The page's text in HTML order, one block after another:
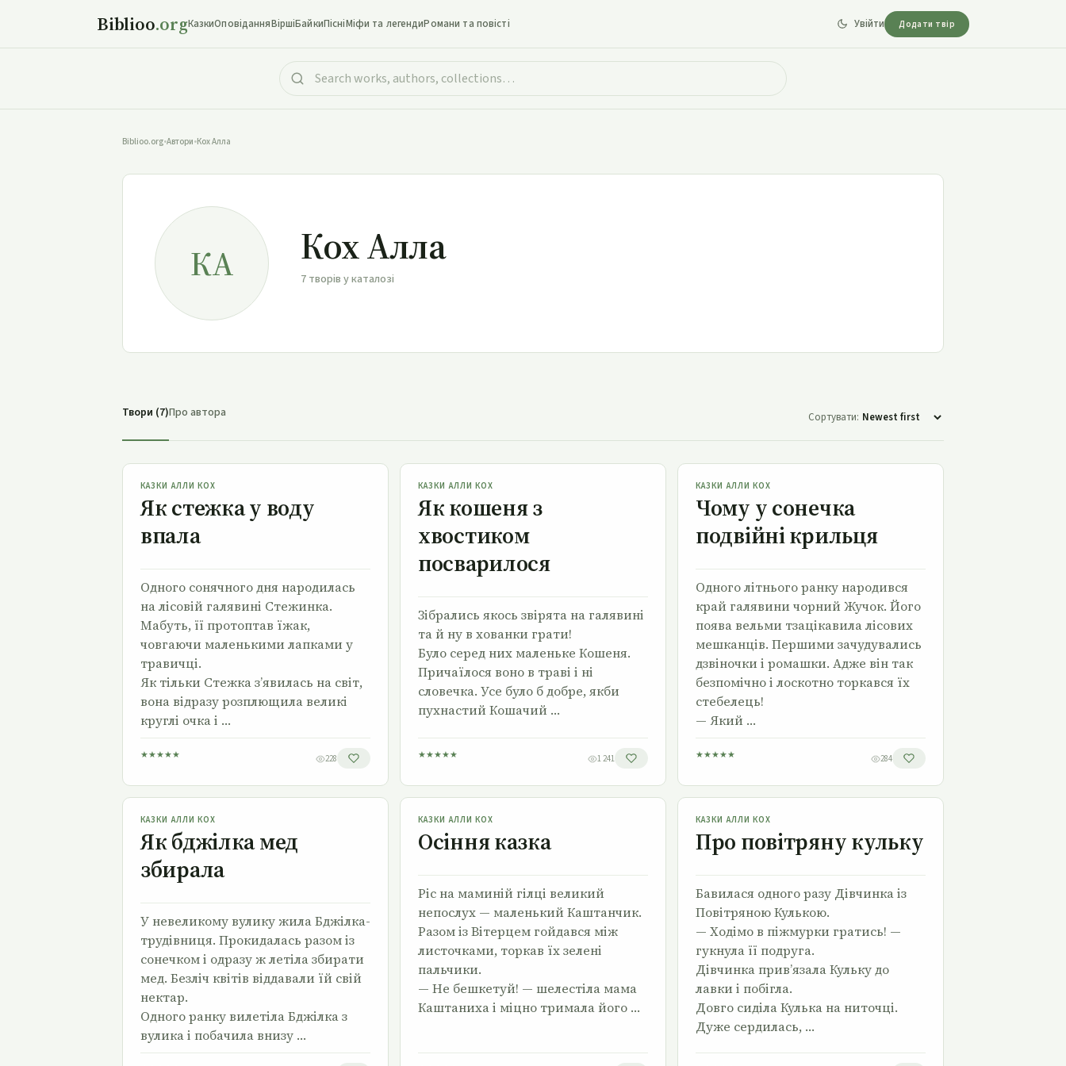
Biblioo.orgКазкиОповіданняВіршіБайкиПісніМіфи та легендиРомани та повісті Увійти Додати твір
Biblioo.org•Автори•Кох Алла
КА Кох Алла
7 творів у каталозі
Твори (7)Про автора Сортувати:
Як стежка у воду впала
КАЗКИ АЛЛИ КОХ
Як стежка у воду
впала
Одного сонячного дня народилась
на лісовій галявині Стежинка.
Мабуть, її протоптав їжак,
човгаючи маленькими лапками у
травичці.
Як тільки Стежка з’явилась на світ,
вона відразу розплющила великі
круглі очка і …
★★★★★ 228
Як кошеня з хвостиком посварилося
КАЗКИ АЛЛИ КОХ
Як кошеня з
хвостиком
посварилося
Зібрались якось звірята на галявині
та й ну в хованки грати!
Було серед них маленьке Кошеня.
Причаїлося воно в траві і ні
словечка. Усе було б добре, якби
пухнастий Кошачий …
★★★★★ 1 241
Чому у сонечка подвійні крильця
КАЗКИ АЛЛИ КОХ
Чому у сонечка
подвійні крильця
Одного літнього ранку народився
край галявини чорний Жучок. Його
поява вельми тзацікавила лісових
мешканців. Першими зачудувались
дзвіночки і ромашки. Адже він так
безпомічно і лоскотно торкався їх
стебелець!
— Який …
★★★★★ 284
Як бджілка мед збирала
КАЗКИ АЛЛИ КОХ
Як бджілка мед
збирала
У невеликому вулику жила Бджілка-
трудівниця. Прокидалась разом із
сонечком і одразу ж летіла збирати
мед. Безліч квітів віддавали їй свій
нектар.
Одного ранку вилетіла Бджілка з
вулика і побачила внизу …
Осіння казка
КАЗКИ АЛЛИ КОХ
Осіння казка
Ріс на маминій гілці великий
непослух — маленький Каштанчик.
Разом із Вітерцем гойдався між
листочками, торкав їх зелені
пальчики.
— Не бешкетуй! — шелестіла мама
Каштаниха і міцно тримала його …
Про повітряну кульку
КАЗКИ АЛЛИ КОХ
Про повітряну кульку
Бавилася одного разу Дівчинка із
Повітряною Кулькою.
— Ходімо в піжмурки гратись! —
гукнула її подруга.
Дівчинка прив’язала Кульку до
лавки і побігла.
Довго сиділа Кулька на ниточці.
Дуже сердилась, …